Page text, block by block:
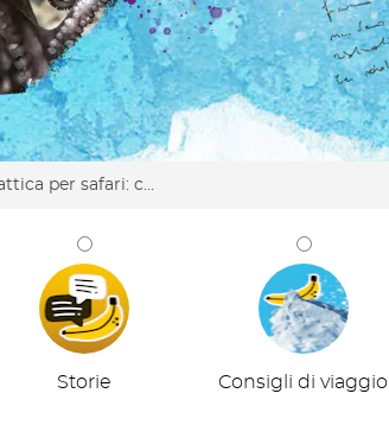
Guida galattica per safari: come non diventare il souvenir di un leone (e altri errori da principianti)
Storie Consigli di viaggio